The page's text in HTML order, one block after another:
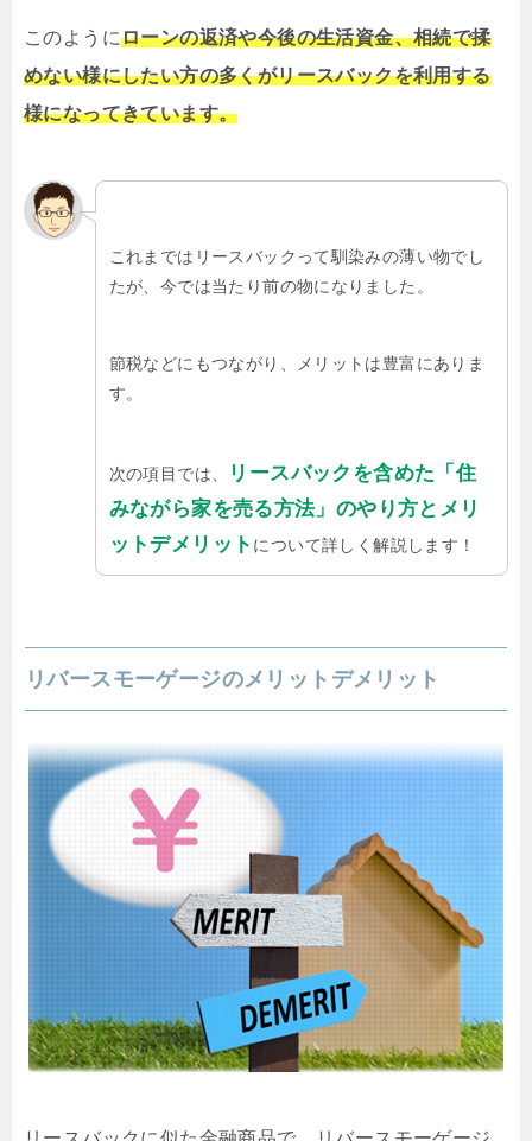
このようにローンの返済や今後の生活資金、相続で揉
めない様にしたい方の多くがリースバックを利用する
様になってきています。
これまではリースバックって馴染みの薄い物でし
たが、今では当たり前の物になりました。
節税などにもつながり、メリットは豊富にありま
す。
次の項目では、
リースバックを含めた「住
みながら家を売る方法」のやり方とメリ
ットデメリット について詳しく解説します！
リバースモーゲージのメリットデメリット